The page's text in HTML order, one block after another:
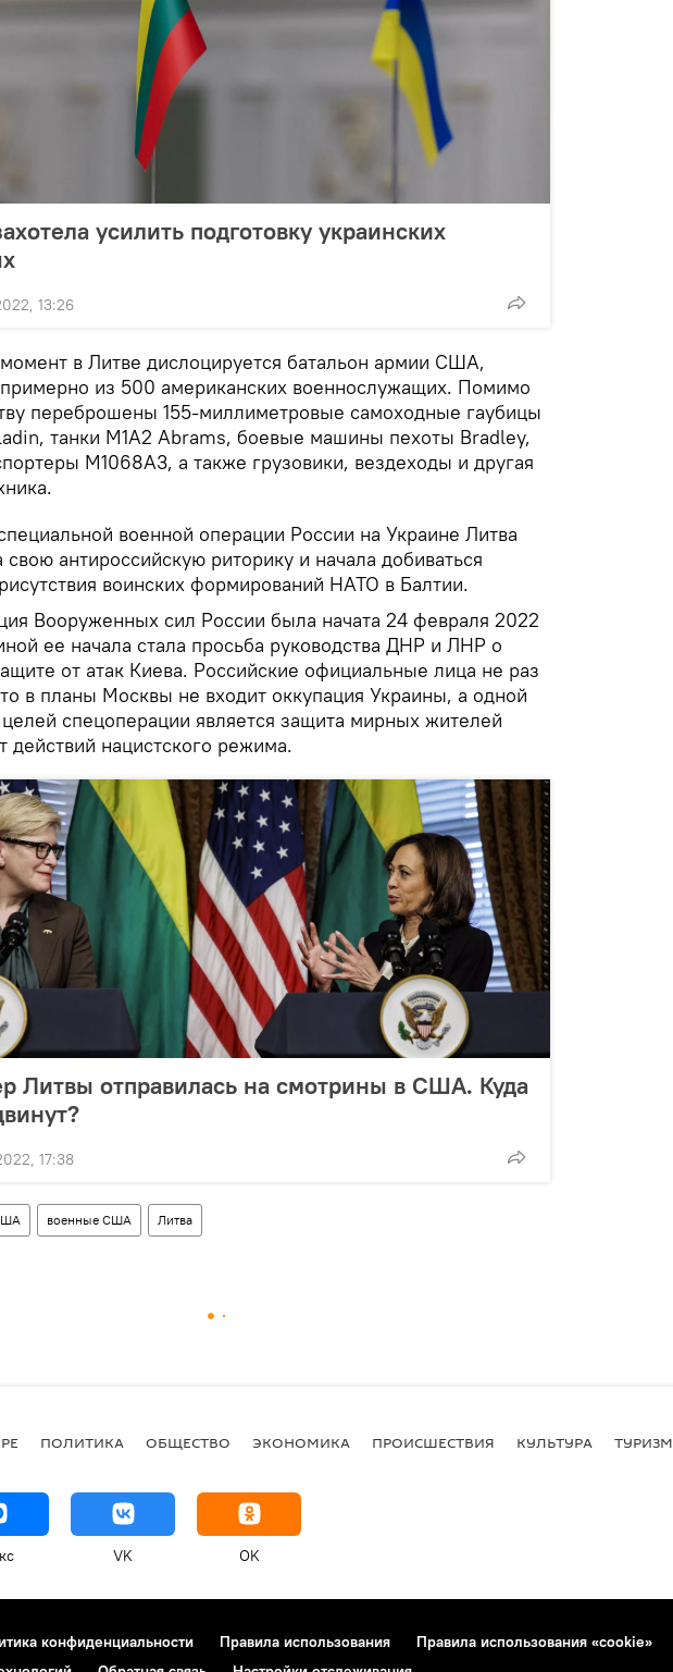
усилить подготовку украинских
13:26
в Литве дислоцируется батальон армии США,
из 500 американских военнослужащих. Помимо
переброшены 155-миллиметровые самоходные гаубицы
танки M1A2 Abrams, боевые машины пехоты Bradley,
M1068A3, а также грузовики, вездеходы и другая
военной операции России на Украине Литва
свою антироссийскую риторику и начала добиваться
воинских формирований НАТО в Балтии.
Вооруженных сил России была начата 24 февраля 2022
ее начала стала просьба руководства ДНР и ЛНР о
от атак Киева. Российские официальные лица не раз
в планы Москвы не входит оккупация Украины, а одной
спецоперации является защита мирных жителей
действий нацистского режима.
Литвы отправилась на смотрины в США. Куда
17:38
военные США Литва
ПОЛИТИКА ОБЩЕСТВО ЭКОНОМИКА ПРОИСШЕСТВИЯ КУЛЬТУРА ТУРИЗМ
VK OK
конфиденциальности Правила использования
Правила использования «cookie»